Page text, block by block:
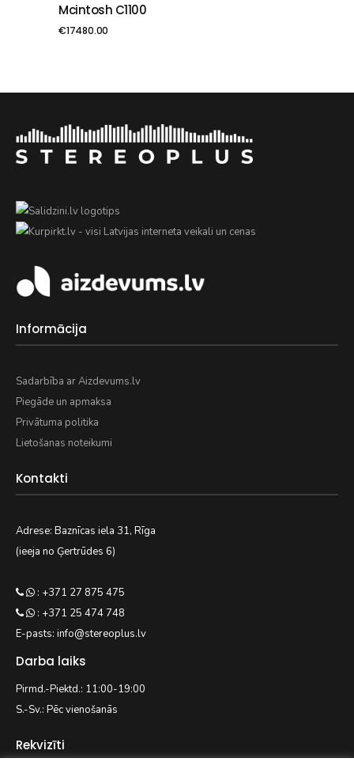
PIEVIENOT GROZAM
Mcintosh C1100
€17480.00
Informācija
Sadarbība ar Aizdevums.lv
Piegāde un apmaksa
Privātuma politika
Lietošanas noteikumi
Kontakti
Adrese: Baznīcas iela 31, Rīga
(ieeja no Ģertrūdes 6)
: +371 27 875 475
: +371 25 474 748
E-pasts: info@stereoplus.lv
Darba laiks
Pirmd.-Piektd.: 11:00-19:00
S.-Sv.: Pēc vienošanās
Rekvizīti